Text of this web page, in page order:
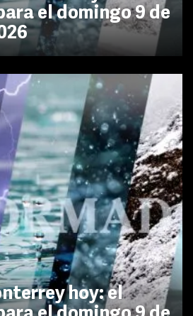
el domingo 9 de
hoy: el